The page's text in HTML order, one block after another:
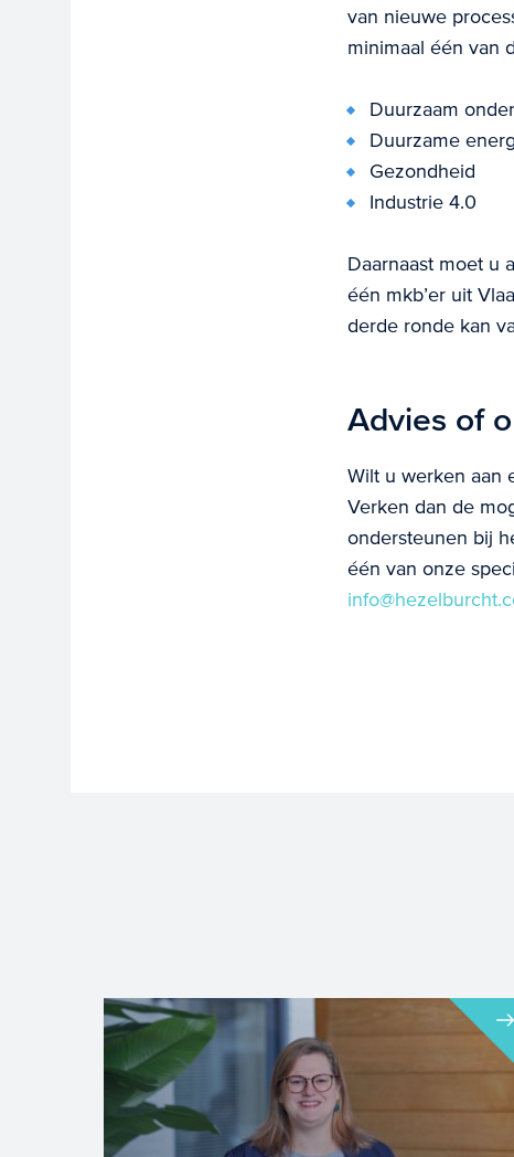
van nieuwe
minimaal één van
Duurzaam
Duurzame
Gezondheid
Industrie 4.0
Daarnaast moet u
één mkb’er uit
derde ronde kan
Advies of
Wilt u werken aan
Verken dan de
ondersteunen bij
één van onze